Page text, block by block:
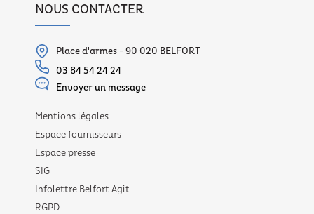
NOUS CONTACTER
Place d'armes - 90 020 BELFORT
03 84 54 24 24
Envoyer un message
Mentions légales
Espace fournisseurs
Espace presse
SIG
Infolettre Belfort Agit
RGPD